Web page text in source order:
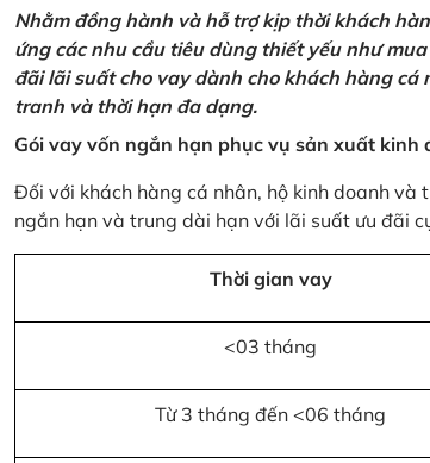
Nhằm đồng hành và hỗ trợ kịp thời khách
ứng các nhu cầu tiêu dùng thiết yếu như
đãi lãi suất cho vay dành cho khách hàng
tranh và thời hạn đa dạng.
Gói vay vốn ngắn hạn phục vụ sản xuất kinh
Đối với khách hàng cá nhân, hộ kinh doanh
ngắn hạn và trung dài hạn với lãi suất ưu đãi
Thời gian vay
<03 tháng
Từ 3 tháng đến <06 tháng